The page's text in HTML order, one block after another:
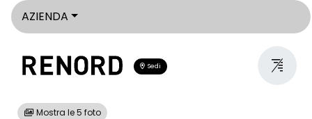
AZIENDA
Sedi
Mostra le 5 foto